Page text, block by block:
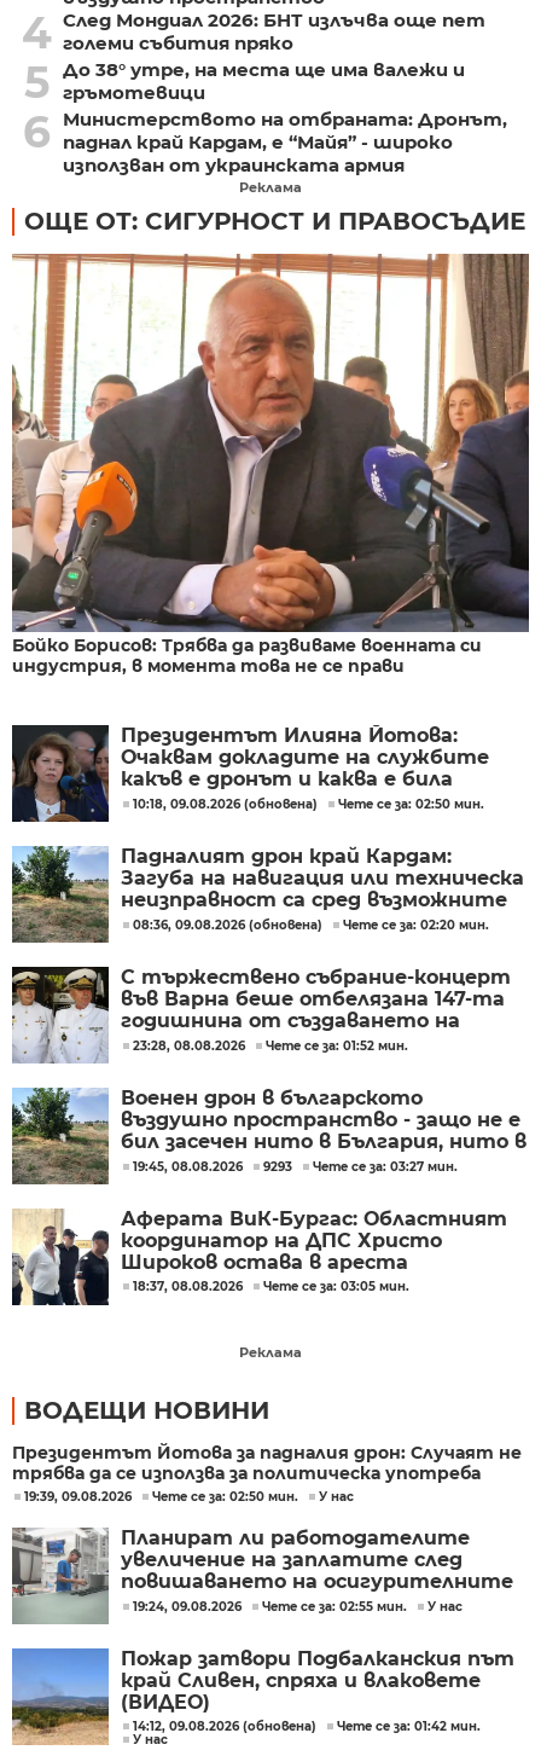
4 След Мондиал 2026: БНТ излъчва още пет
големи събития пряко
5 До 38° утре, на места ще има валежи и
гръмотевици
6
Министерството на отбраната: Дронът,
паднал край Кардам, е “Майя” - широко
използван от украинската армия
Реклама
ОЩЕ ОТ: СИГУРНОСТ И ПРАВОСЪДИЕ
Бойко Борисов: Трябва да развиваме военната си
индустрия, в момента това не се прави
Президентът Илияна Йотова:
Очаквам докладите на службите
какъв е дронът и каква е била
неговата роля
10:18, 09.08.2026 (обновена) Чете се за: 02:50 мин.
Падналият дрон край Кардам:
Загуба на навигация или техническа
неизправност са сред възможните
причини
08:36, 09.08.2026 (обновена) Чете се за: 02:20 мин.
С тържествено събрание-концерт
във Варна беше отбелязана 147-та
годишнина от създаването на
Военноморските сили
23:28, 08.08.2026 Чете се за: 01:52 мин.
Военен дрон в българското
въздушно пространство - защо не е
бил засечен нито в България, нито в
Румъния?
19:45, 08.08.2026 9293 Чете се за: 03:27 мин.
Аферата ВиК-Бургас: Областният
координатор на ДПС Христо
Широков остава в ареста
18:37, 08.08.2026 Чете се за: 03:05 мин.
Реклама
ВОДЕЩИ НОВИНИ
Президентът Йотова за падналия дрон: Случаят не
трябва да се използва за политическа употреба
19:39, 09.08.2026 Чете се за: 02:50 мин. У нас
Планират ли работодателите
увеличение на заплатите след
повишаването на осигурителните
прагове?
19:24, 09.08.2026 Чете се за: 02:55 мин. У нас
Пожар затвори Подбалканския път
край Сливен, спряха и влаковете
(ВИДЕО)
14:12, 09.08.2026 (обновена)
Чете се за: 01:42 мин.
У нас